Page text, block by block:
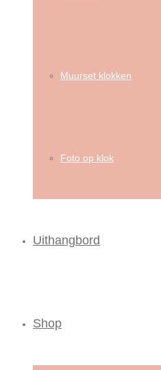
Muurset klokken
Foto op klok
Uithangbord
Shop